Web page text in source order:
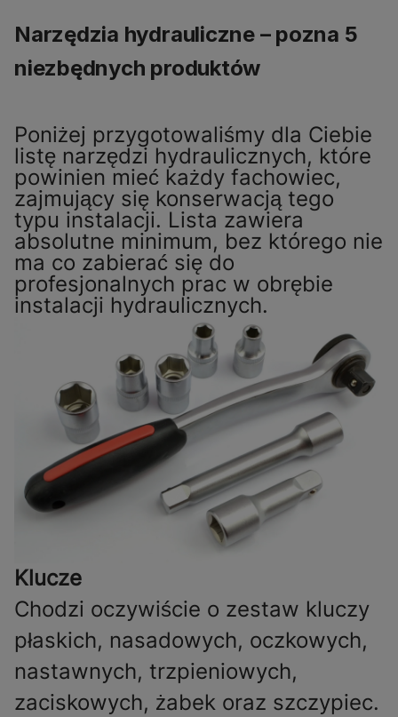
Narzędzia hydrauliczne – pozna 5
niezbędnych produktów
Poniżej przygotowaliśmy dla Ciebie
listę narzędzi hydraulicznych, które
powinien mieć każdy fachowiec,
zajmujący się konserwacją tego
typu instalacji. Lista zawiera
absolutne minimum, bez którego nie
ma co zabierać się do
profesjonalnych prac w obrębie
instalacji hydraulicznych.
Klucze
Chodzi oczywiście o zestaw kluczy
płaskich, nasadowych, oczkowych,
nastawnych, trzpieniowych,
zaciskowych, żabek oraz szczypiec.